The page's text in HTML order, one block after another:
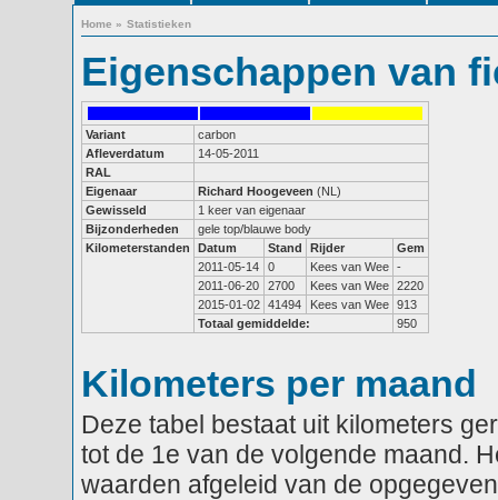
Home » Statistieken
Eigenschappen van
Variant
carbon
Afleverdatum
14-05-2011
RAL
Eigenaar
Richard Hoogeveen (NL)
Gewisseld
1 keer van eigenaar
Bijzonderheden
gele top/blauwe body
Kilometerstanden
Datum Stand Rijder
Gem
2011-05-14
0 Kees van Wee -
2011-06-20
2700 Kees van Wee 2220
2015-01-02 41494 Kees van Wee 913
Totaal gemiddelde:
950
Kilometers per maand
Deze tabel bestaat uit kilometers
tot de 1e van de volgende maand.
waarden afgeleid van de